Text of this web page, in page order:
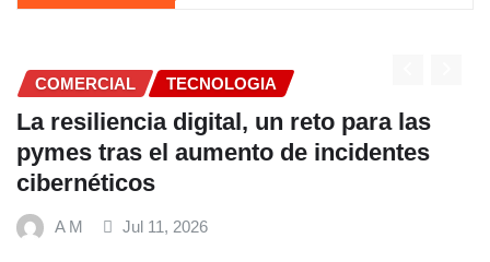
reto para las
de incidentes
COMERCIAL
Fundación Ficohsa
alimentación escolar